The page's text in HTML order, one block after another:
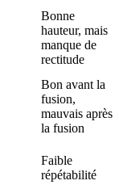
Bonne
hauteur, mais
manque de
rectitude
Bon avant la
fusion,
mauvais après
la fusion
Faible
répétabilité